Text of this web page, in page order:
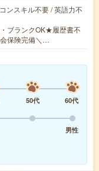
ンスキル不要 / 英語力不
ブランクOK★履歴書不
保険完備＼…
50代
60代
男性